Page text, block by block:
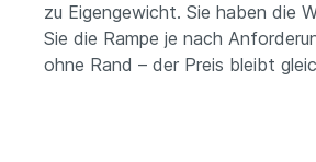
zu Eigengewicht. Sie haben die
Sie die Rampe je nach
ohne Rand – der Preis bleibt